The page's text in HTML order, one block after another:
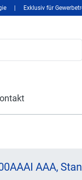
Exklusiv für
AAA,